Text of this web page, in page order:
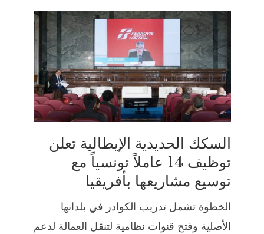
السكك الحديدية الإيطالية تعلن
توظيف 14 عاملاً تونسياً مع
توسيع مشاريعها بأفريقيا
الخطوة تشمل تدريب الكوادر في بلدانها
الأصلية وفتح قنوات نظامية لتنقل العمالة لدعم